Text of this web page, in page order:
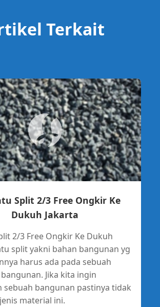
Terkait
Split 2/3 Free Ongkir Ke
Dukuh Jakarta
2/3 Free Ongkir Ke Dukuh
split yakni bahan bangunan yg
harus ada pada sebuah
Jika kita ingin
sebuah bangunan pastinya tidak
material ini.